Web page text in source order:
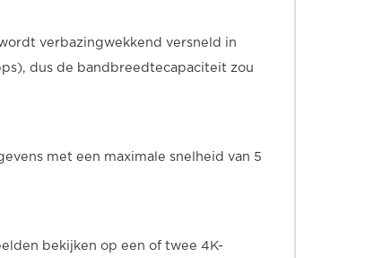
verbazingwekkend versneld in
dus de bandbreedtecapaciteit zou
met een maximale snelheid van 5
bekijken op een of twee 4K-